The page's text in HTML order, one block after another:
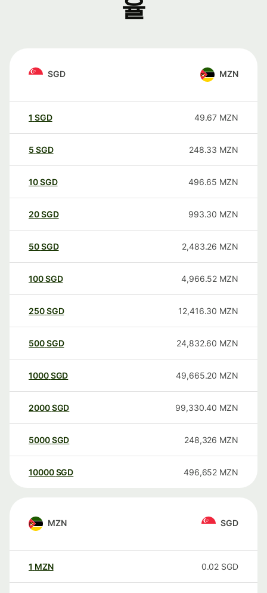
율
SGD MZN
1 SGD 49.67 MZN
5 SGD 248.33 MZN
10SGD 496.65 MZN
20SGD 993.30 MZN
50SGD 2,483.26 MZN
100SGD 4,966.52 MZN
250SGD 12,416.30 MZN
500SGD 24,832.60 MZN
1000SGD 49,665.20 MZN
2000SGD 99,330.40 MZN
5000SGD 248,326 MZN
10000 SGD 496,652 MZN
MZN SGD
1 MZN 0.02 SGD